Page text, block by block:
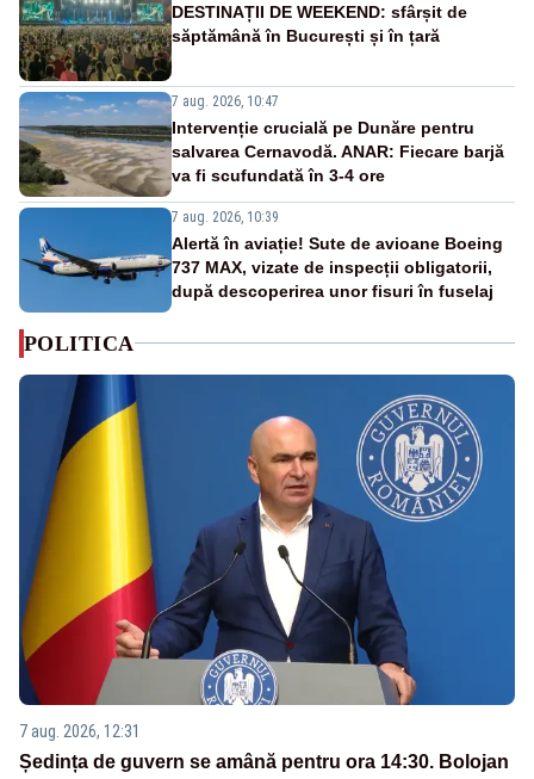
DESTINAȚII DE WEEKEND: sfârșit de
săptămână în București și în țară
7 aug. 2026, 10:47
Intervenție crucială pe Dunăre pentru
salvarea Cernavodă. ANAR: Fiecare barjă
va fi scufundată în 3-4 ore
7 aug. 2026, 10:39
Alertă în aviație! Sute de avioane Boeing
737 MAX, vizate de inspecții obligatorii,
după descoperirea unor fisuri în fuselaj
POLITICA
7 aug. 2026, 12:31
Ședința de guvern se amână pentru ora 14:30. Bolojan